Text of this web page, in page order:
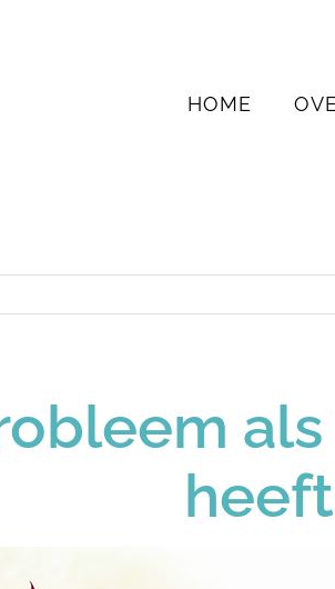
HOME